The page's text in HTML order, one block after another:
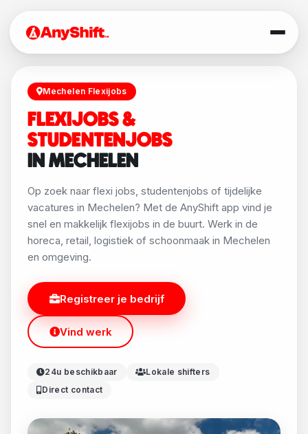
Mechelen Flexijobs
FLEXIJOBS &
STUDENTENJOBS
IN MECHELEN
Op zoek naar flexi jobs, studentenjobs of tijdelijke
vacatures in Mechelen? Met de AnyShift app vind je
snel en makkelijk flexijobs in de buurt. Werk in de
horeca, retail, logistiek of schoonmaak in Mechelen
en omgeving.
Registreer je bedrijf
Vind werk
24u beschikbaar
Lokale shifters
Direct contact